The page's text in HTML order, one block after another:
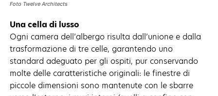
Foto Twelve Architects
Una cella di lusso
Ogni camera dell’albergo risulta dall’unione e dalla
trasformazione di tre celle, garantendo uno
standard adeguato per gli ospiti, pur conservando
molte delle caratteristiche originali: le finestre di
piccole dimensioni sono mantenute con le sbarre